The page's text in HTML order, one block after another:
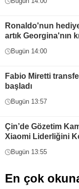
Ronaldo'nun
artık Georgina'nın
Bugün 14:00
Fabio Miretti
başladı
Bugün 13:57
Çin’de Gözetim
Xiaomi Liderliğini
Bugün 13:55
En çok